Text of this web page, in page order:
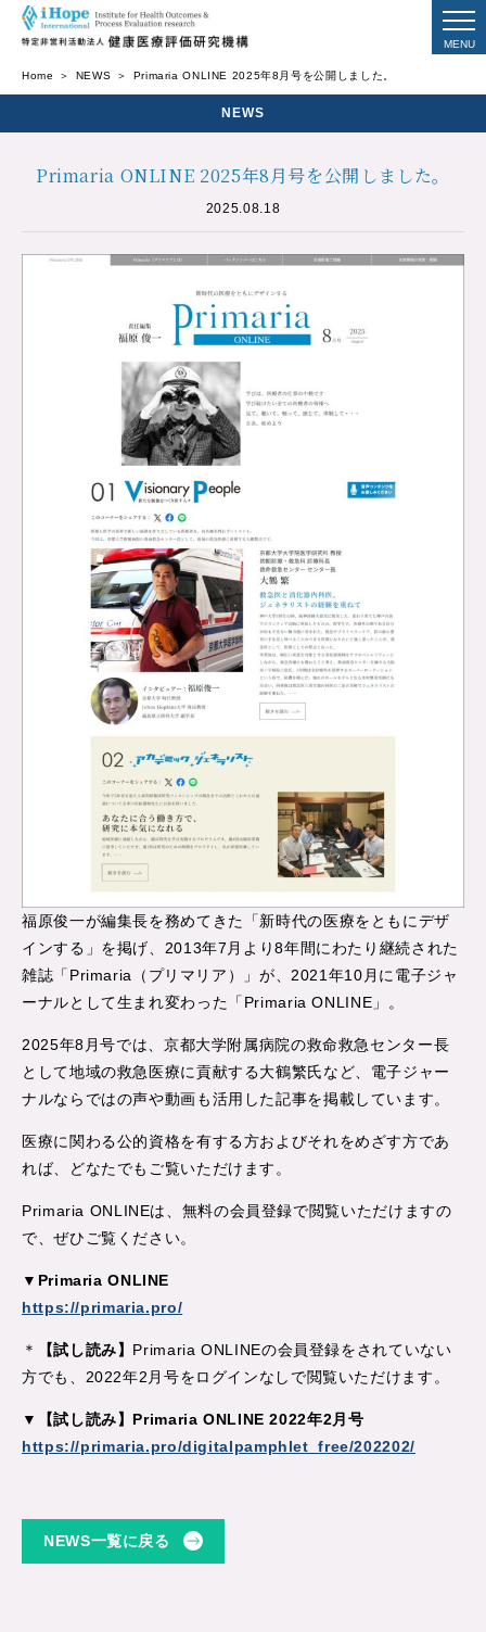
Home NEWS Primaria ONLINE 2025年8月号を公開しました。
NEWS
Primaria ONLINE 2025年8月号を公開しました。
2025.08.18
福原俊一が編集長を務めてきた「新時代の医療をともにデザ
インする」を掲げ、2013年7月より8年間にわたり継続された
雑誌「Primaria（プリマリア）」が、2021年10月に電子ジャ
ーナルとして生まれ変わった「Primaria ONLINE」。
2025年8月号では、京都大学附属病院の救命救急センター長
として地域の救急医療に貢献する大鶴繁氏など、電子ジャー
ナルならではの声や動画も活用した記事を掲載しています。
医療に関わる公的資格を有する方およびそれをめざす方であ
れば、どなたでもご覧いただけます。
Primaria ONLINEは、無料の会員登録で閲覧いただけますの
で、ぜひご覧ください。
▼Primaria ONLINE
https://primaria.pro/
＊ 【試し読み】 Primaria ONLINEの会員登録をされていない
方でも、2022年2月号をログインなしで閲覧いただけます。
▼【試し読み】Primaria ONLINE 2022年2月号
https://primaria.pro/digitalpamphlet_free/202202/
NEWS一覧に戻る